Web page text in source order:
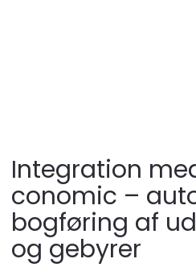
Integration
conomic –
bogføring af
og gebyrer